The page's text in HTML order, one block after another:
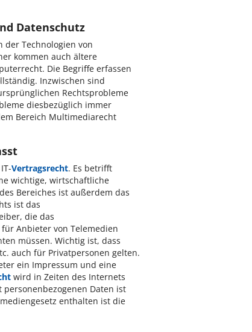
Datenschutz
der Technologien von
kommen auch ältere
Die Begriffe erfassen
Inzwischen sind
Rechtsprobleme
diesbezüglich immer
Bereich Multimediarecht
Vertragsrecht. Es betrifft
wichtige, wirtschaftliche
Bereiches ist außerdem das
ist das
die das
Anbieter von Telemedien
müssen. Wichtig ist, dass
auch für Privatpersonen gelten.
ein Impressum und eine
wird in Zeiten des Internets
Daten ist
enthalten ist die